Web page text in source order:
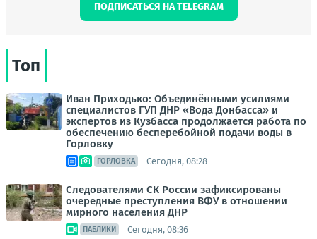
ПОДПИСАТЬСЯ НА TELEGRAM
Топ
Иван Приходько: Объединёнными усилиями
специалистов ГУП ДНР «Вода Донбасса» и
экспертов из Кузбасса продолжается работа по
обеспечению бесперебойной подачи воды в
Горловку
ГОРЛОВКА Сегодня, 08:28
Следователями СК России зафиксированы
очередные преступления ВФУ в отношении
мирного населения ДНР
ПАБЛИКИ Сегодня, 08:36